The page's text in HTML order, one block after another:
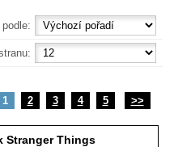
1 2 3 4 5 >>
Stranger Things